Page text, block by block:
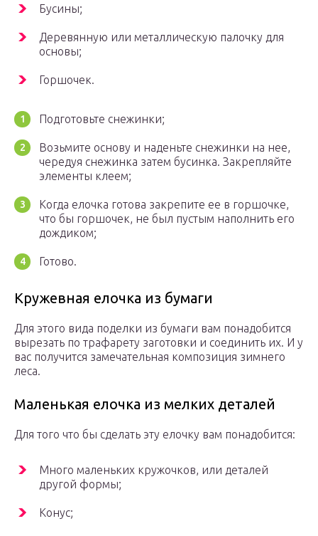
Бусины;
Деревянную или металлическую палочку для
основы;
Горшочек.
Подготовьте снежинки;
Возьмите основу и наденьте снежинки на нее,
чередуя снежинка затем бусинка. Закрепляйте
элементы клеем;
Когда елочка готова закрепите ее в горшочке,
что бы горшочек, не был пустым наполнить его
дождиком;
Готово.
Кружевная елочка из бумаги
Для этого вида поделки из бумаги вам понадобится
вырезать по трафарету заготовки и соединить их. И у
вас получится замечательная композиция зимнего
леса.
Маленькая елочка из мелких деталей
Для того что бы сделать эту елочку вам понадобится:
Много маленьких кружочков, или деталей
другой формы;
Конус;